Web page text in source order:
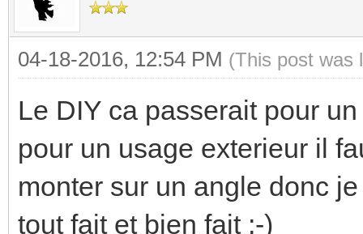
04-18-2016, 12:54 PM (This post was
Le DIY ca passerait pour
pour un usage exterieur il
monter sur un angle donc
tout fait et bien fait ;-)